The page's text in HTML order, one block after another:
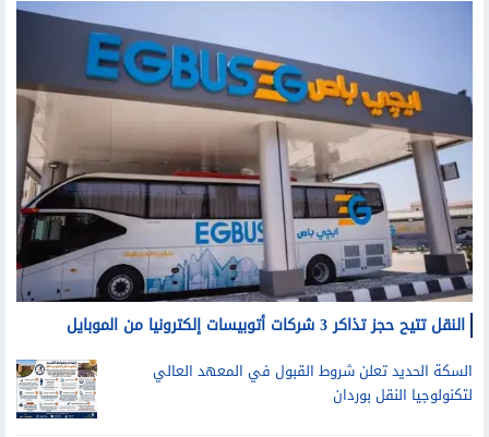
النقل تتيح حجز تذاكر 3 شركات أتوبيسات إلكترونيا من الموبايل
السكة الحديد تعلن شروط القبول في المعهد العالي
لتكنولوجيا النقل بوردان